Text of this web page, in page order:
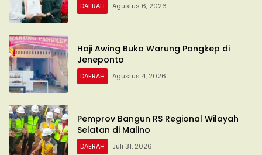
DAERAH Agustus 6, 2026
Haji Awing Buka Warung Pangkep di
Jeneponto
DAERAH Agustus 4, 2026
Pemprov Bangun RS Regional Wilayah
Selatan di Malino
DAERAH Juli 31, 2026